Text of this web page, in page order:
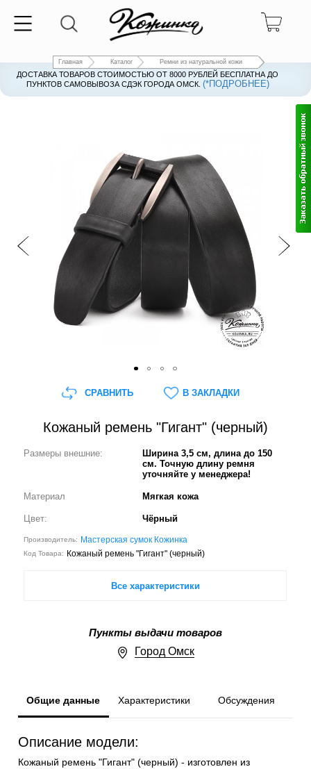
Главная Каталог Ремни из натуральной кожи
ДОСТАВКА ТОВАРОВ СТОИМОСТЬЮ ОТ 8000 РУБЛЕЙ БЕСПЛАТНА ДО
ПУНКТОВ САМОВЫВОЗА СДЭК ГОРОДА ОМСК. (*ПОДРОБНЕЕ)
Кожаный ремень "Гигант" (черный)
Размеры внешние:
Ширина 3,5 см, длина до 150
см. Точную длину ремня
уточняйте у менеджера!
Материал Мягкая кожа
Цвет: Чёрный
Производитель: Мастерская сумок Кожинка
Код Товара: Кожаный ремень "Гигант" (черный)
Все характеристики
Пункты выдачи товаров
Город Омск
СРАВНИТЬ В ЗАКЛАДКИ
Общие данные Характеристики Обсуждения
Описание модели:
Кожаный ремень "Гигант" (черный) - изготовлен из